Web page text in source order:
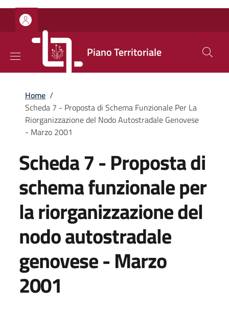
Salta al contenuto principale
Skip to footer content
Piano Territoriale
Briciole di pane
Home /
Scheda 7 - Proposta di Schema Funzionale Per La
Riorganizzazione del Nodo Autostradale Genovese
- Marzo 2001
Scheda 7 - Proposta di
schema funzionale per
la riorganizzazione del
nodo autostradale
genovese - Marzo
2001